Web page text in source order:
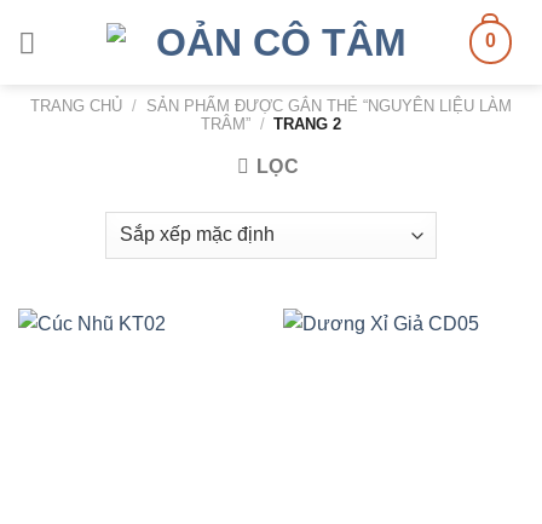
0
TRANG CHỦ / SẢN PHẨM ĐƯỢC GẮN THẺ “NGUYÊN LIỆU LÀM
TRÂM” / TRANG 2
LỌC